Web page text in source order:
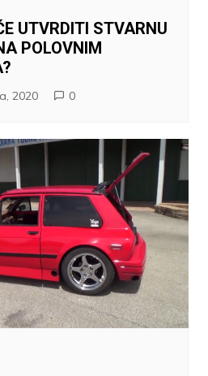
UTVRDITI STVARNU
POLOVNIM
2020 0